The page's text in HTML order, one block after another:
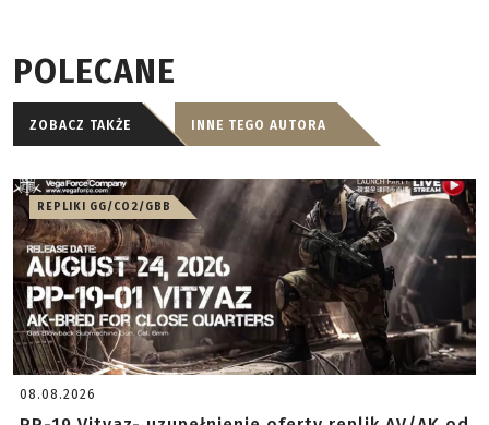
POLECANE
ZOBACZ TAKŻE INNE TEGO AUTORA
REPLIKI GG/CO2/GBB
08.08.2026